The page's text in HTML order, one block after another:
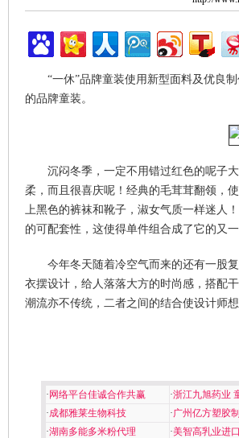
“一休”品牌童装使用新型面料及优良
的品牌童装。
沉闷冬季，一定不用错过红色的呢子
柔，而且很喜庆呢！经典的毛茸茸翻领，
上黑色的裤袜和靴子，淑女气质一样迷人
的可配套性，这使得单件组合成了它的又一
今年冬天随着冷空气而来的还有一股
衣摆设计，给人落落大方的时尚感，搭配
潮流亦不传统，二者之间的结合使设计师
· 网络平台佳诚合作共赢 ·浙江九旭药业
·成都雅莱生物科技 ·广州亿方塑胶
·湖南多能多米粉代理 ·美智高乳业进